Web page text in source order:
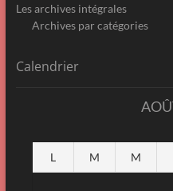
Les archives intégrales
Archives par catégories
Calendrier
L M M